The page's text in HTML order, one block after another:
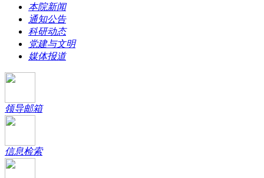
本院新闻
通知公告
科研动态
党建与文明
媒体报道
领导邮箱
信息检索